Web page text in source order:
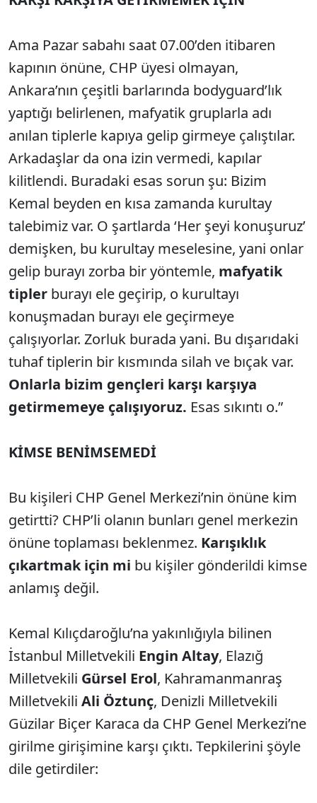
Ama Pazar sabahı saat 07.00’den itibaren
kapının önüne, CHP üyesi olmayan,
Ankara’nın çeşitli barlarında bodyguard’lık
yaptığı belirlenen, mafyatik gruplarla adı
anılan tiplerle kapıya gelip girmeye çalıştılar.
Arkadaşlar da ona izin vermedi, kapılar
kilitlendi. Buradaki esas sorun şu: Bizim
Kemal beyden en kısa zamanda kurultay
talebimiz var. O şartlarda ‘Her şeyi konuşuruz’
demişken, bu kurultay meselesine, yani onlar
gelip burayı zorba bir yöntemle, mafyatik
tipler burayı ele geçirip, o kurultayı
konuşmadan burayı ele geçirmeye
çalışıyorlar. Zorluk burada yani. Bu dışarıdaki
tuhaf tiplerin bir kısmında silah ve bıçak var.
Onlarla bizim gençleri karşı karşıya
getirmemeye çalışıyoruz. Esas sıkıntı o.”
KİMSE BENİMSEMEDİ
Bu kişileri CHP Genel Merkezi’nin önüne kim
getirtti? CHP’li olanın bunları genel merkezin
önüne toplaması beklenmez. Karışıklık
çıkartmak için mi bu kişiler gönderildi kimse
anlamış değil.
Kemal Kılıçdaroğlu’na yakınlığıyla bilinen
İstanbul Milletvekili Engin Altay, Elazığ
Milletvekili Gürsel Erol, Kahramanmanraş
Milletvekili Ali Öztunç, Denizli Milletvekili
Güzilar Biçer Karaca da CHP Genel Merkezi’ne
girilme girişimine karşı çıktı. Tepkilerini şöyle
dile getirdiler: